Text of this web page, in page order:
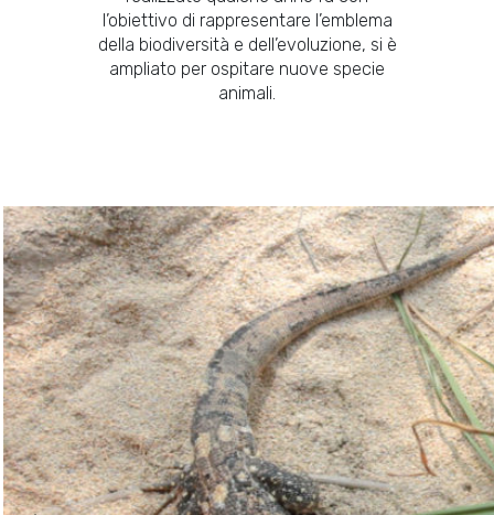
l’obiettivo di rappresentare l’emblema
della biodiversità e dell’evoluzione, si è
ampliato per ospitare nuove specie
animali.